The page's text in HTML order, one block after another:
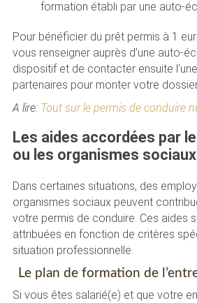
formation établi par une auto-
Pour bénéficier du prêt permis à 1
vous renseigner auprès d’une auto-
dispositif et de contacter ensuite
partenaires pour monter votre
A lire: Tout sur le permis de conduire
Les aides accordées par
ou les organismes sociaux
Dans certaines situations, des
organismes sociaux peuvent
votre permis de conduire. Ces aides
attribuées en fonction de critères
situation professionnelle.
Le plan de formation de
Si vous êtes salarié(e) et que votre